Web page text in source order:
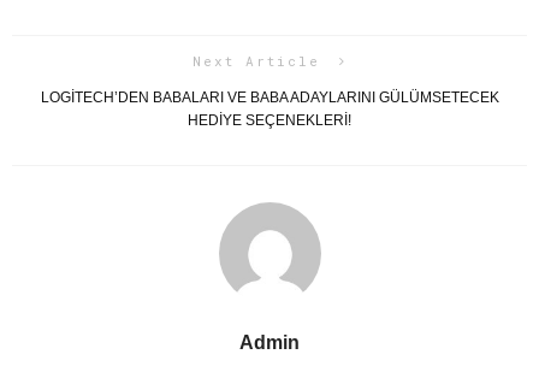
Next Article
LOGITECH’DEN BABALARI VE BABA ADAYLARINI GÜLÜMSETECEK
HEDIYE SEÇENEKLERI!
Admin